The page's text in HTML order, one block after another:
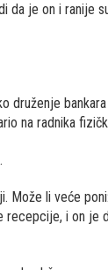
da je on i ranije
druženje
na radnika
Može li veće
i on je